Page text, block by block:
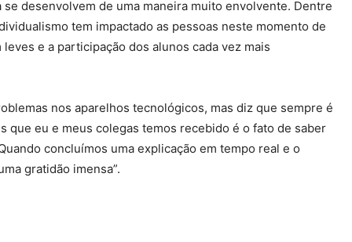
desenvolvem de uma maneira muito envolvente. Dentre
tem impactado as pessoas neste momento de
e a participação dos alunos cada vez mais
nos aparelhos tecnológicos, mas diz que sempre é
que eu e meus colegas temos recebido é o fato de saber
concluímos uma explicação em tempo real e o
gratidão imensa”.